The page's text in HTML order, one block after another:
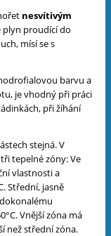
nesvítivým
plyn proudící do
mísí se s
barvu a
je vhodný při práci
při žíhání
stejná. V
tepelné zóny: Ve
vlastnosti a
Střední, jasně
Vnější zóna má
než střední zóna.